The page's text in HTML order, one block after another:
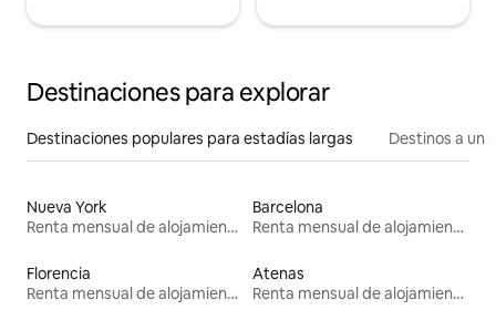
Destinaciones para explorar
Destinaciones populares para estadías largas Destinos a un
Nueva York
Renta mensual de alojamientos
Barcelona
Renta mensual de alojamientos
Florencia
Renta mensual de alojamientos
Atenas
Renta mensual de alojamientos